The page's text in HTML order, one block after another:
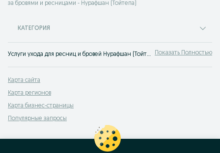
за бровями и ресницами - Нурафшан (Тойтепа)
КАТЕГОРИЯ
Услуги ухода для ресниц и бровей Нурафшан (Тойтепа) ⭐ Наращивание и коррекция, окрашивание, ламинирование и другие услуги ⚡ Выгодные цены на OLX.uz! Показать Полностью
Карта сайта
Карта регионов
Карта бизнес-страницы
Популярные запросы